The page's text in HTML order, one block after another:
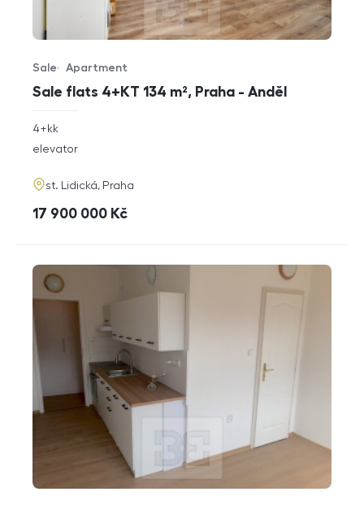
Sale flats 4+KT 134 m², Praha - Anděl
Offer type
Sale
Property type
Apartment
rozměry
disposition
4+kk
funkce
elevator
adresa
st. Lidická, Praha
cena
17 900 000 Kč